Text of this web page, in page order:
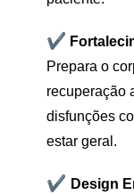
✔
Prepara o
recuperação
disfunções
estar geral.
✔ Design